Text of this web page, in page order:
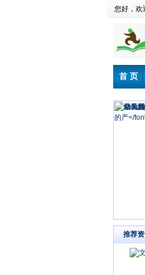
您好，欢
首 页
推荐